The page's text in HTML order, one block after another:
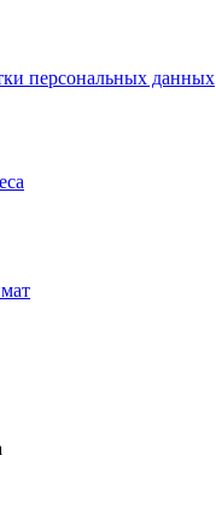
персональных данных